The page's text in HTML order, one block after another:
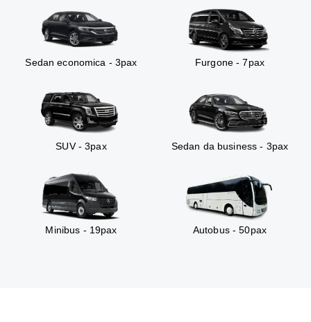
Sedan economica - 3pax Furgone - 7pax
SUV - 3pax Sedan da business - 3pax
Minibus - 19pax Autobus - 50pax